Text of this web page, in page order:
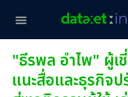
"ธีรพล อำไพ" ผู้
แนะสื่อและธุรกิจ